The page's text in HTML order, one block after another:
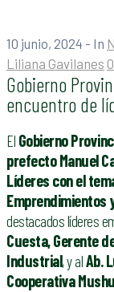
10 junio, 2024 - In
Liliana Gavilanes 0
Gobierno
encuentro de
El Gobierno
prefecto Manuel
Líderes con el
Emprendimientos
destacados líderes
Cuesta, Gerente
Industrial, y alAb.
Cooperativa